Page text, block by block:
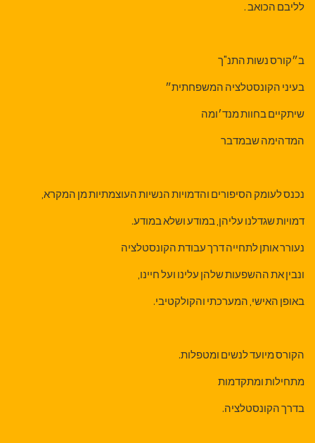
לליבם הכואב .
ב״קורס נשות התנ"ך
בעיני הקונסטלציה המשפחתית״
שיתקיים בחוות מנד׳ומה
המדהימה שבמדבר
נכנס לעומק הסיפורים והדמויות הנשיות העוצמתיות מן המקרא,
דמויות שגדלנו עליהן, במודע ושלא במודע.
נעורר אותן לתחייה דרך עבודת הקונסטלציה
ונבין את ההשפעות שלהן עלינו ועל חיינו,
באופן האישי, המערכתי והקולקטיבי.
הקורס מיועד לנשים ומטפלות.
מתחילות ומתקדמות
בדרך הקונסטלציה.